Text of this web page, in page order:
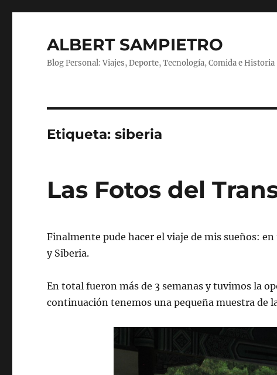
ALBERT SAMPIETRO
Blog Personal: Viajes, Deporte, Tecnología, Comida e Historia
Etiqueta:siberia
Las Fotos del
Finalmente pude hacer el viaje de mis sueños:
y Siberia.
En total fueron más de 3 semanas y tuvimos la
continuación tenemos una pequeña muestra de